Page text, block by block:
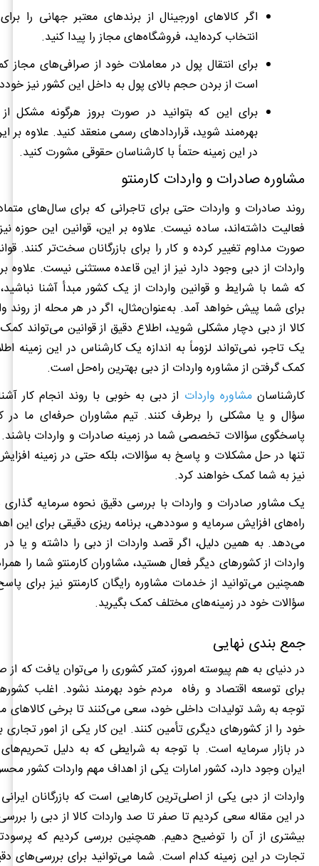
اگر کالاهای اورجینال از برندهای معتبر جهانی را
انتخاب کرده‌اید، فروشگاه‌های مجاز را پیدا کنید.
برای انتقال پول در معاملات خود از صرافی‌های مجاز
است از بردن حجم بالای پول به داخل این کشور نیز
برای این که بتوانید در صورت بروز هرگونه مشکل از
بهره‌مند شوید، قراردادهای رسمی منعقد کنید. علاوه بر
در این زمینه حتماً با کارشناسان حقوقی مشورت کنید.
مشاورهصادرات و واردات کارمنتو
روند صادرات و واردات حتی برای تاجرانی که برای سال‌های
فعالیت داشته‌اند، ساده نیست. علاوه بر این، قوانین این حوزه
صورت مداوم تغییر کرده و کار را برای بازرگانان سخت‌تر کنند.
واردات از دبی وجود دارد نیز از این قاعده مستثنی نیست. علاوه
که شما با شرایط و قوانین واردات از یک کشور مبدأ آشنا
برای شما پیش خواهد آمد. به‌عنوان‌مثال، اگر در هر محله از
کالا از دبی دچار مشکلی شوید، اطلاع دقیق از قوانین می‌تواند
یک تاجر، نمی‌تواند لزوماً به اندازه یک کارشناس در این زمینه
کمک گرفتن از مشاوره واردات از دبی بهترین راه‌حل است.
کارشناسانمشاوره واردات از دبی به خوبی با روند انجام کار
سؤال و یا مشکلی را برطرف کنند. تیم مشاوران حرفه‌ای ما در
پاسخگوی سؤالات تخصصی شما در زمینه صادرات و واردات باشند.
تنها در حل مشکلات و پاسخ به سؤالات، بلکه حتی در زمینه
نیز به شما کمک خواهند کرد.
یک مشاور صادرات و واردات با بررسی دقیق نحوه سرمایه
راه‌های افزایش سرمایه و سوددهی، برنامه ریزی دقیقی برای این
می‌دهد. به همین دلیل، اگر قصد واردات از دبی را داشته و یا در
واردات از کشورهای دیگر فعال هستید، مشاوران کارمنتو شما را
همچنین می‌توانید از خدمات مشاوره رایگان کارمنتو نیز برای
سؤالات خود در زمینه‌های مختلف کمک بگیرید.
جمع بندی نهایی
در دنیای به هم پیوسته امروز، کمتر کشوری را می‌توان یافت که از
برای توسعه اقتصاد و رفاه مردم خود بهرمند نشود. اغلب
توجه به رشد تولیدات داخلی خود، سعی می‌کنند تا برخی کالاهای
خود را از کشورهای دیگری تأمین کنند. این کار یکی از امور
در بازار سرمایه است. با توجه به شرایطی که به دلیل تحریم‌های
ایران وجود دارد، کشور امارات یکی از اهداف مهم واردات کشور
واردات از دبی یکی از اصلی‌ترین کارهایی است که بازرگانان
در این مقاله سعی کردیم تا صفر تا صد واردات کالا از دبی را
بیشتری از آن را توضیح دهیم. همچنین بررسی کردیم که
تجارت در این زمینه کدام است. شما می‌توانید برای بررسی‌های